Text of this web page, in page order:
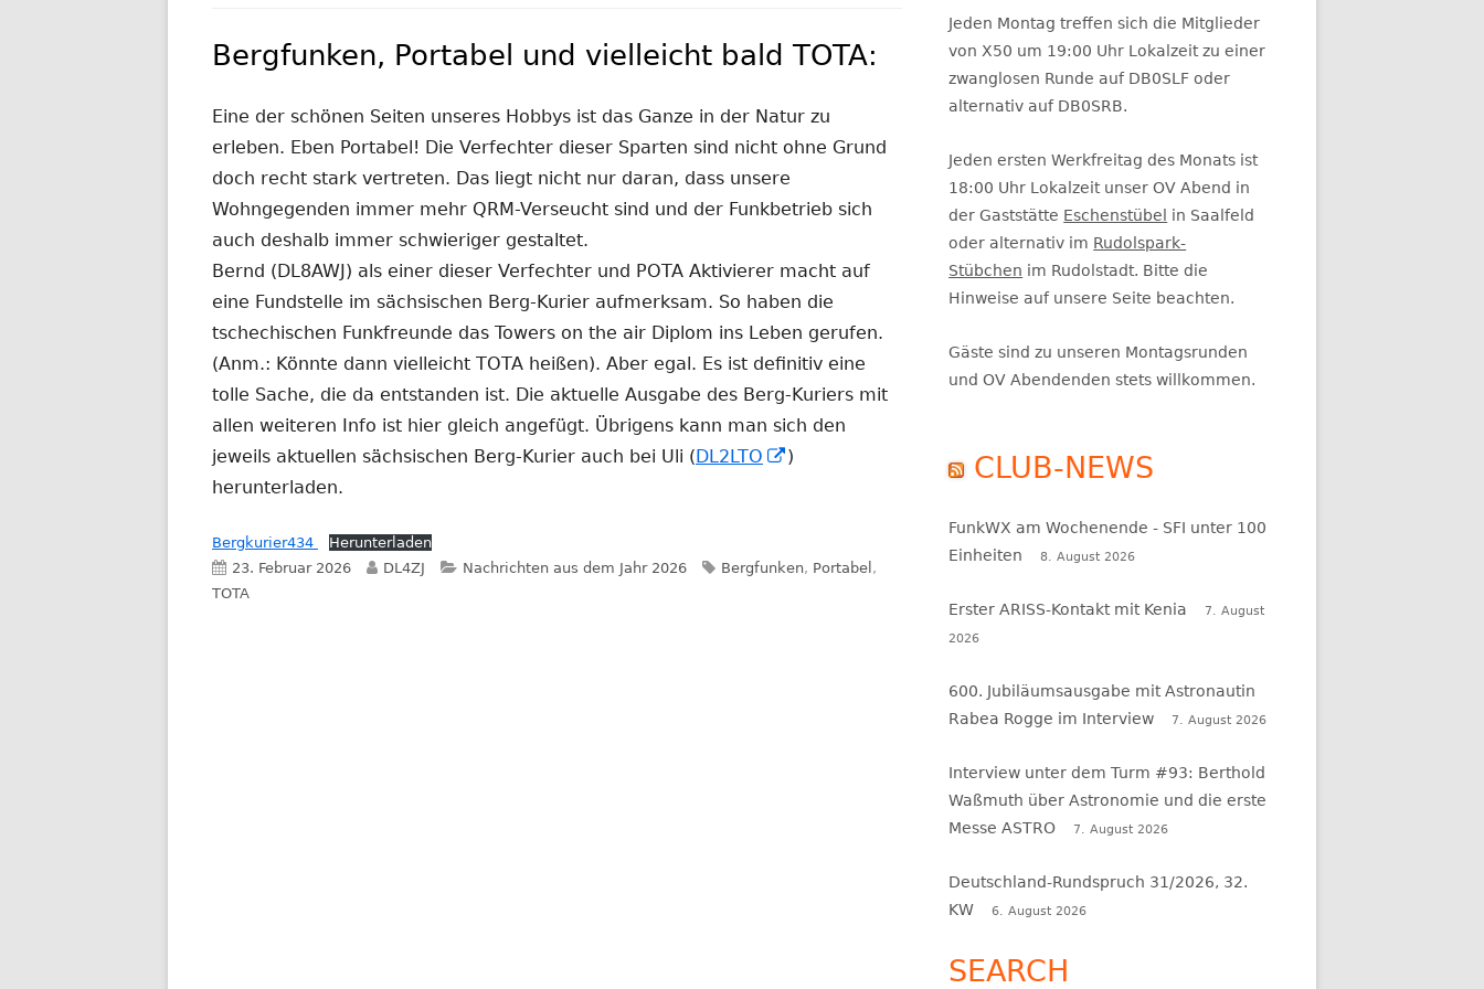
Bergfunken, Portabel und vielleicht bald TOTA:
Eine der schönen Seiten unseres Hobbys ist das Ganze in der Natur zu
erleben. Eben Portabel! Die Verfechter dieser Sparten sind nicht ohne Grund
doch recht stark vertreten. Das liegt nicht nur daran, dass unsere
Wohngegenden immer mehr QRM-Verseucht sind und der Funkbetrieb sich
auch deshalb immer schwieriger gestaltet.
Bernd (DL8AWJ) als einer dieser Verfechter und POTA Aktivierer macht auf
eine Fundstelle im sächsischen Berg-Kurier aufmerksam. So haben die
tschechischen Funkfreunde das Towers on the air Diplom ins Leben gerufen.
(Anm.: Könnte dann vielleicht TOTA heißen). Aber egal. Es ist definitiv eine
tolle Sache, die da entstanden ist. Die aktuelle Ausgabe des Berg-Kuriers mit
allen weiteren Info ist hier gleich angefügt. Übrigens kann man sich den
jeweils aktuellen sächsischen Berg-Kurier auch bei Uli ( DL2LTO
In)
herunterladen.
Bergkurier434
Herunterladen
Veröffentlicht
am
23. Februar 2026 Autor
DL4ZJ Kategorien
Nachrichten aus dem Jahr 2026 Schlagwörter
Bergfunken, Portabel ,
TOTA
Seitenleiste
Jeden Montag treffen sich die Mitglieder
von X50 um 19:00 Uhr Lokalzeit zu einer
zwanglosen Runde auf DB0SLF oder
alternativ auf DB0SRB.
Jeden ersten Werkfreitag des Monats ist
18:00 Uhr Lokalzeit unser OV Abend in
der Gaststätte Eschenstübel
in Saalfeld
oder alternativ im Rudolspark-
Stübchen im Rudolstadt. Bitte die
Hinweise auf unsere Seite beachten.
Gäste sind zu unseren Montagsrunden
und OV Abendenden stets willkommen.
CLUB-NEWS
FunkWX am Wochenende - SFI unter 100
Einheiten
8. August 2026
Erster ARISS-Kontakt mit Kenia
7. August
2026
600. Jubiläumsausgabe mit Astronautin
Rabea Rogge im Interview
7. August 2026
Interview unter dem Turm #93: Berthold
Waßmuth über Astronomie und die erste
Messe ASTRO
7. August 2026
Deutschland-Rundspruch 31/2026, 32.
KW
6. August 2026
SEARCH